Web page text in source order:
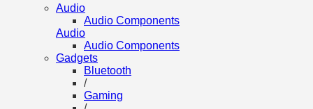
Audio
Audio Components
Audio
Audio Components
Gadgets
Bluetooth
/
Gaming